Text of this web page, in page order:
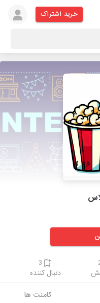
خرید اشتراک
3
دنبال کننده
کامنت ها